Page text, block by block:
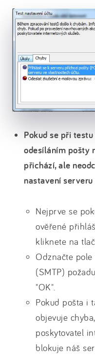
Pokud se při
odesíláním pošty
přichází, ale
nastavení
Nejprve se
ověřené
kliknete na
Odznačte
(SMTP)
"OK".
Pokud pošta i
objevuje
poskytovatel
blokuje náš